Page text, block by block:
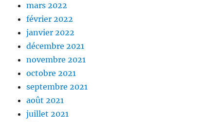
mars 2022
février 2022
janvier 2022
décembre 2021
novembre 2021
octobre 2021
septembre 2021
août 2021
juillet 2021